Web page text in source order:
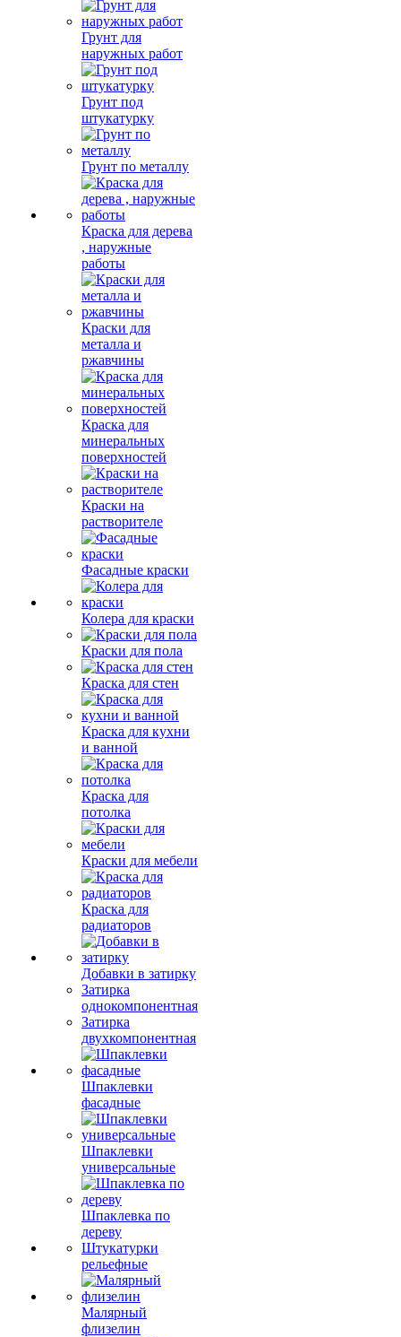
Грунт для
наружных работ
Грунт под
штукатурку
Грунт по металлу
Краска для дерева
, наружные
работы
Краски для
металла и
ржавчины
Краска для
минеральных
поверхностей
Краски на
растворителе
Фасадные краски
Колера для краски
Краски для пола
Краска для стен
Краска для кухни
и ванной
Краска для
потолка
Краски для мебели
Краска для
радиаторов
Добавки в затирку
Затирка
однокомпонентная
Затирка
двухкомпонентная
Шпаклевки
фасадные
Шпаклевки
универсальные
Шпаклевка по
дереву
Штукатурки
рельефные
Малярный
флизелин